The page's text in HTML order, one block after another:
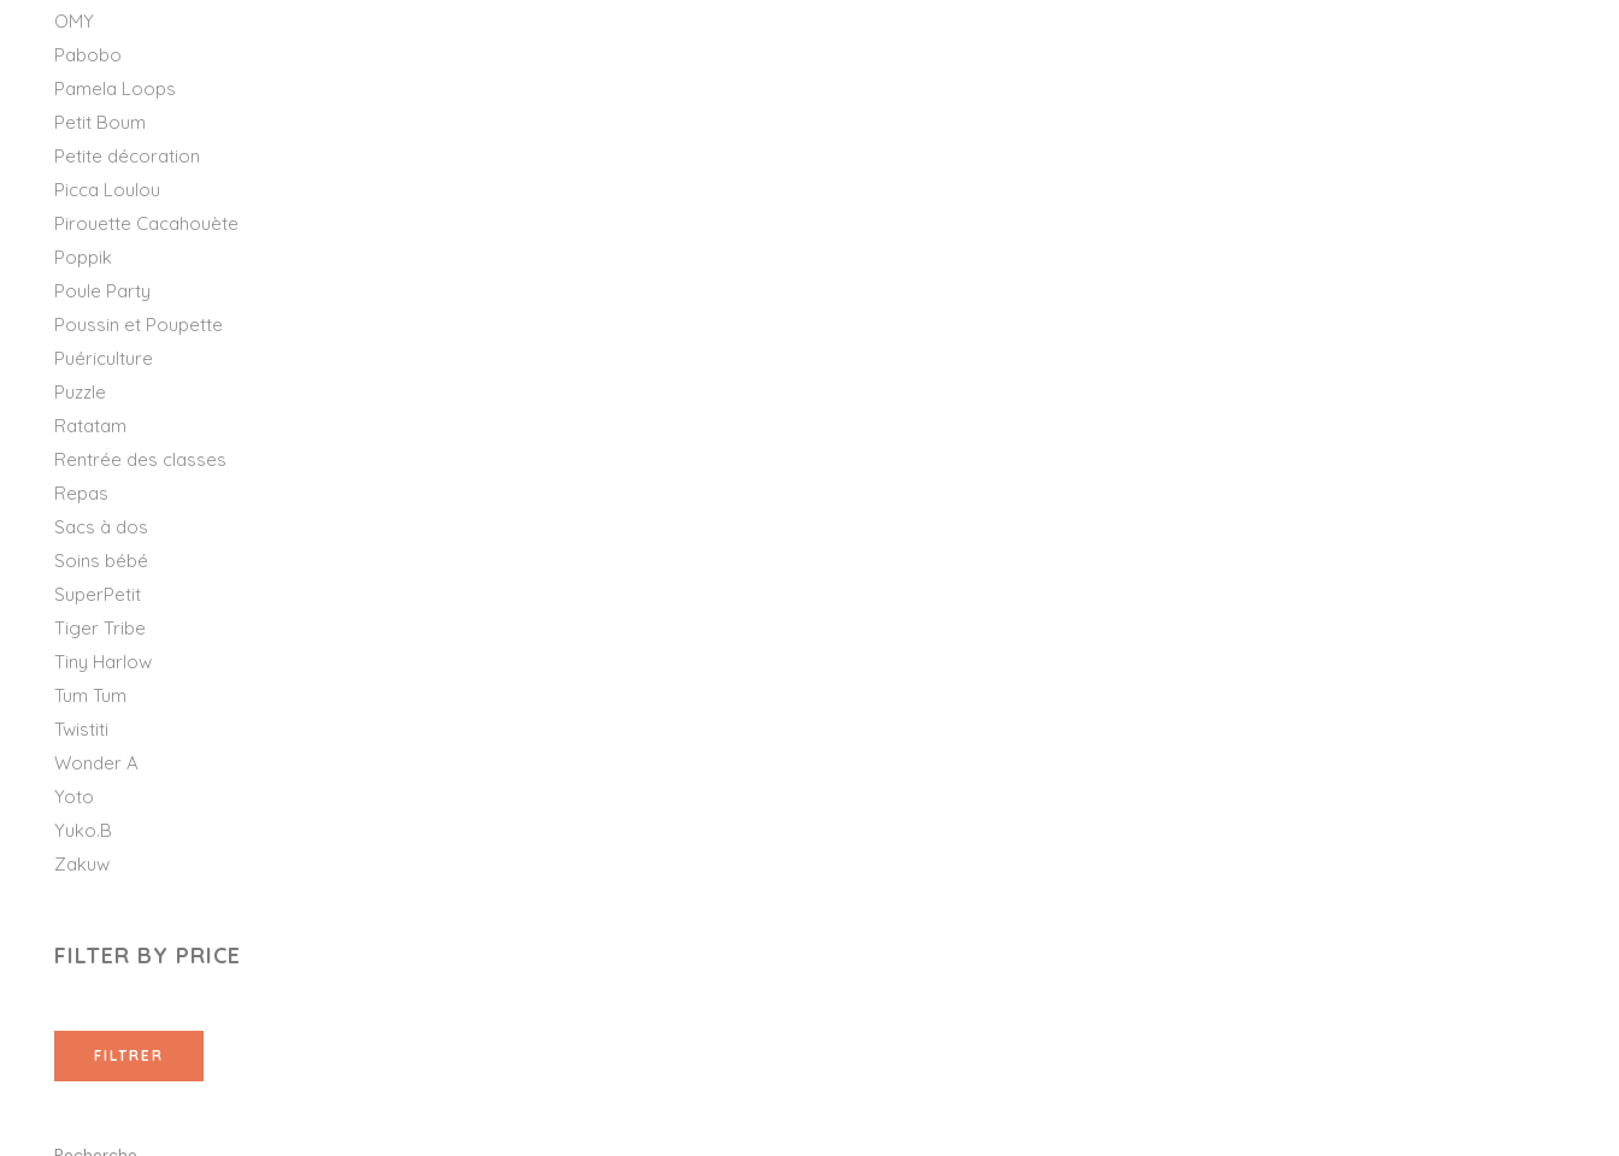
OMY
Pabobo
Pamela Loops
Petit Boum
Petite décoration
Picca Loulou
Pirouette Cacahouète
Poppik
Poule Party
Poussin et Poupette
Puériculture
Puzzle
Ratatam
Rentrée des classes
Repas
Sacs à dos
Soins bébé
SuperPetit
Tiger Tribe
Tiny Harlow
Tum Tum
Twistiti
Wonder A
Yoto
Yuko.B
Zakuw
FILTER BY PRICE
FILTRER